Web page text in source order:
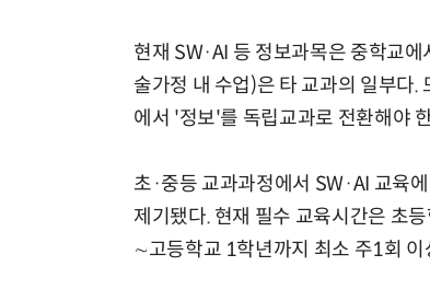
현재 SW·AI 등 정보과목은 중학교
술가정 내 수업)은 타 교과의 일부다.
에서 '정보'를 독립교과로 전환해야
초·중등 교과과정에서 SW·AI 교육
제기됐다. 현재 필수 교육시간은 초
∼고등학교 1학년까지 최소 주1회